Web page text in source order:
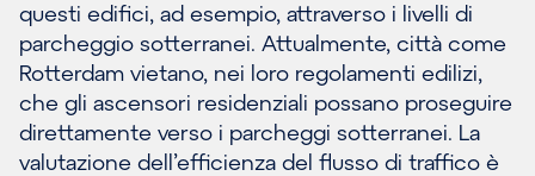
questi edifici, ad esempio, attraverso i livelli di
parcheggio sotterranei. Attualmente, città come
Rotterdam vietano, nei loro regolamenti edilizi,
che gli ascensori residenziali possano proseguire
direttamente verso i parcheggi sotterranei. La
valutazione dell’efficienza del flusso di traffico è